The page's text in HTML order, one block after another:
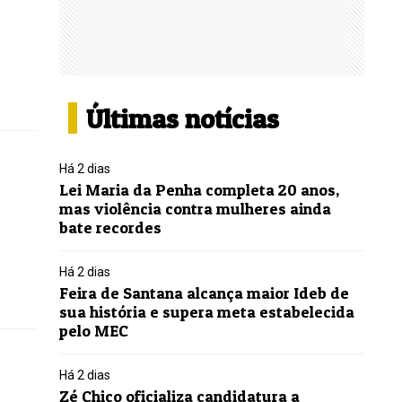
Últimas notícias
Há 2 dias
Lei Maria da Penha completa 20 anos,
mas violência contra mulheres ainda
bate recordes
Há 2 dias
Feira de Santana alcança maior Ideb de
sua história e supera meta estabelecida
pelo MEC
Há 2 dias
Zé Chico oficializa candidatura a